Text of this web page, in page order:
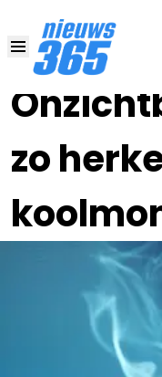
zo
14 SEP 2025, 16:00